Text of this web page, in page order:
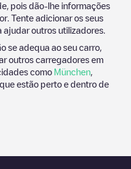
pois dão-lhe informações
Tente adicionar os seus
outros utilizadores.
se adequa ao seu carro,
outros carregadores em
como München
estão perto e dentro de